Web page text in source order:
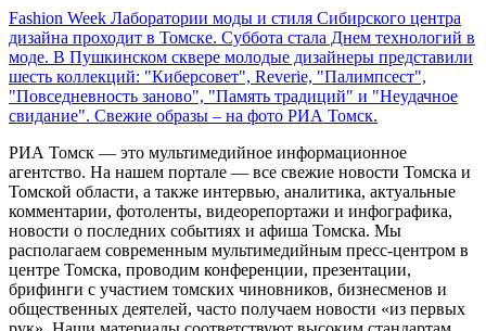
Fashion Week Лаборатории моды и стиля Сибирского центра
дизайна проходит в Томске. Суббота стала Днем технологий в
моде. В Пушкинском сквере молодые дизайнеры представили
шесть коллекций: "Киберсовет", Reverie, "Палимпсест",
"Повседневность заново", "Память традиций" и "Неудачное
свидание". Свежие образы – на фото РИА Томск.
РИА Томск — это мультимедийное информационное
агентство. На нашем портале — все свежие новости Томска и
Томской области, а также интервью, аналитика, актуальные
комментарии, фотоленты, видеорепортажи и инфографика,
новости о последних событиях и афиша Томска. Мы
располагаем современным мультимедийным пресс-центром в
центре Томска, проводим конференции, презентации,
брифинги с участием томских чиновников, бизнесменов и
общественных деятелей, часто получаем новости «из первых